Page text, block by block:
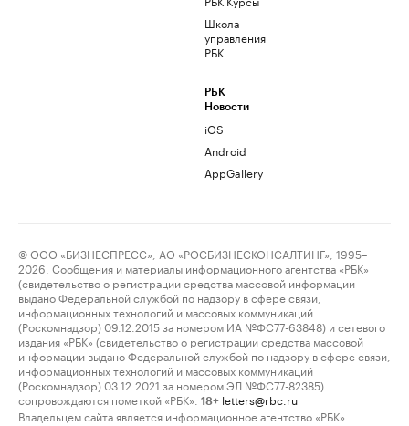
Школа
управления
РБК
РБК
Новости
iOS
Android
AppGallery
© ООО «БИЗНЕСПРЕСС», АО «РОСБИЗНЕСКОНСАЛТИНГ», 1995–
2026. Сообщения и материалы информационного агентства «РБК»
(свидетельство о регистрации средства массовой информации
выдано Федеральной службой по надзору в сфере связи,
информационных технологий и массовых коммуникаций
(Роскомнадзор) 09.12.2015 за номером ИА №ФС77-63848) и сетевого
издания «РБК» (свидетельство о регистрации средства массовой
информации выдано Федеральной службой по надзору в сфере связи,
информационных технологий и массовых коммуникаций
(Роскомнадзор) 03.12.2021 за номером ЭЛ №ФС77-82385)
сопровождаются пометкой «РБК».
18+ letters@rbc.ru
Владельцем сайта является информационное агентство «РБК».